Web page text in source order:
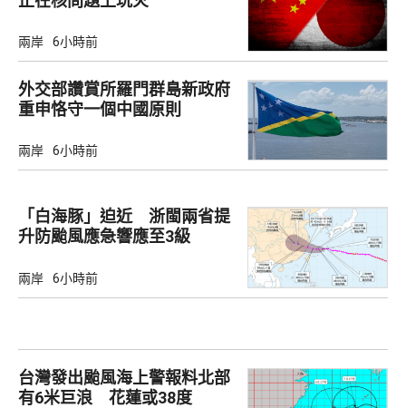
兩岸 6小時前
外交部讚賞所羅門群島新政府
重申恪守一個中國原則
兩岸 6小時前
「白海豚」迫近 浙閩兩省提
升防颱風應急響應至3級
兩岸 6小時前
台灣發出颱風海上警報料北部
有6米巨浪 花蓮或38度